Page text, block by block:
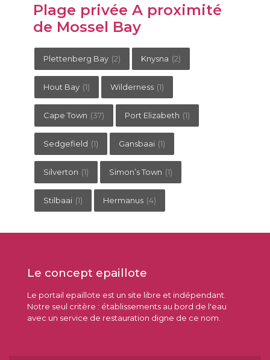
Plage privée A proximité
de Mossel Bay
Plettenberg Bay (2) Knysna (2)
Hout Bay (1) Wilderness (1)
Cape Town (37) Port Elizabeth (1)
Sedgefield (1) Gansbaai (1)
Silverton (1) Simon’s Town (1)
Stilbaai (1) Hermanus (4)
Le concept epaillote
Le portail epaillote est un site libre et indépendant.
Notre seul critère : établissements au bord de l'eau
avec un service de restauration digne de ce nom.